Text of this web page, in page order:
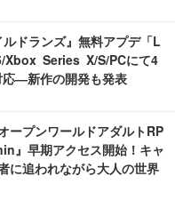
ドランズ』無料アプデ「L
Xbox Series X/S/PCにて4
応―新作の開発も発表
ープンワールドアダルトRP
』早期アクセス開始！キャ
に追われながら大人の世界